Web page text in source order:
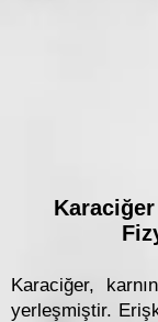
Karaciğer,
yerleşmiştir.